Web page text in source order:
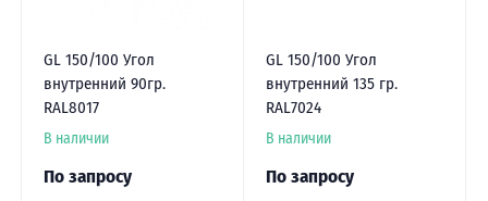
GL 150/100 Угол
внутренний 90гр.
RAL8017
В наличии
По запросу
GL 150/100 Угол
внутренний 135 гр.
RAL7024
В наличии
По запросу